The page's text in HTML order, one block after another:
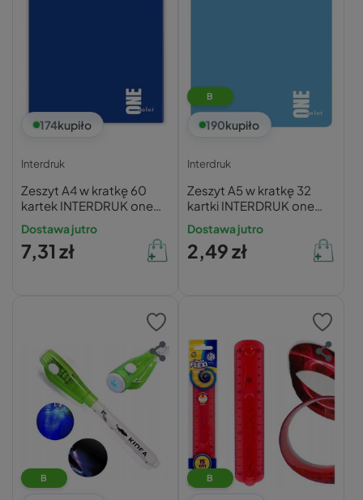
174kupiło
Interdruk
Zeszyt A4 w kratkę 60
kartek INTERDRUK one
color
Dostawa jutro
7,31 zł
B
190kupiło
Interdruk
Zeszyt A5 w kratkę 32
kartki INTERDRUK one
color
Dostawa jutro
2,49 zł
B B